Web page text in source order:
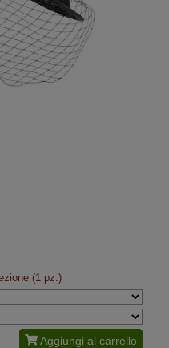
(1 pz.)
Aggiungi al carrello